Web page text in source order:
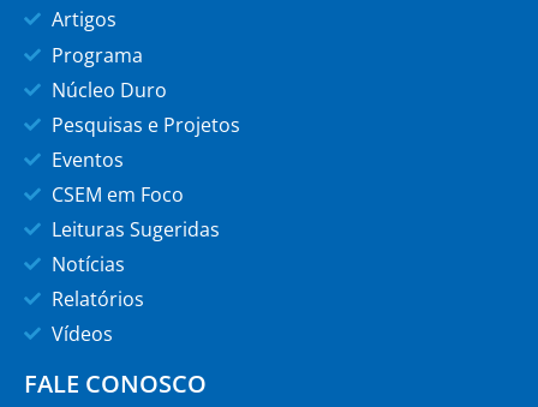
Artigos
Programa
Núcleo Duro
Pesquisas e Projetos
Eventos
CSEM em Foco
Leituras Sugeridas
Notícias
Relatórios
Vídeos
FALE CONOSCO